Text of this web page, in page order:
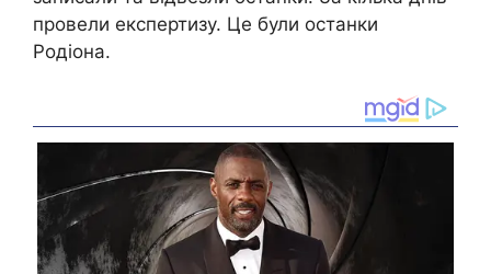
провели експертизу. Це були останки
Родіона.